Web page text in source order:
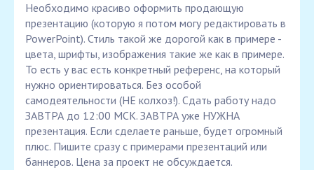
Необходимо красиво оформить продающую
презентацию (которую я потом могу редактировать в
PowerPoint). Стиль такой же дорогой как в примере -
цвета, шрифты, изображения такие же как в примере.
То есть у вас есть конкретный референс, на который
нужно ориентироваться. Без особой
самодеятельности (НЕ колхоз!). Сдать работу надо
ЗАВТРА до 12:00 МСК. ЗАВТРА уже НУЖНА
презентация. Если сделаете раньше, будет огромный
плюс. Пишите сразу с примерами презентаций или
баннеров. Цена за проект не обсуждается.